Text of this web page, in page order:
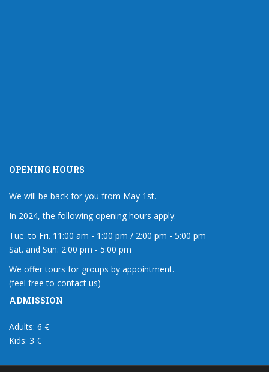
OPENING HOURS
We will be back for you from May 1st.
In 2024, the following opening hours apply:
Tue. to Fri. 11:00 am - 1:00 pm / 2:00 pm - 5:00 pm
Sat. and Sun. 2:00 pm - 5:00 pm
We offer tours for groups by appointment.
(feel free to contact us)
ADMISSION
Adults: 6 €
Kids: 3 €